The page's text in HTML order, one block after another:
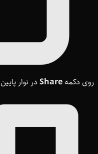
روی دکمهShare در نوار پایین Safari ضربه بزنید